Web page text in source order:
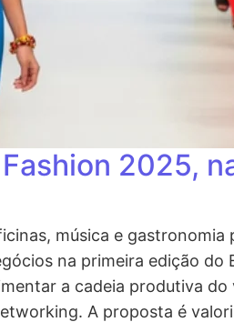
2025,
música e
na primeira edição do
a cadeia produtiva
A proposta é